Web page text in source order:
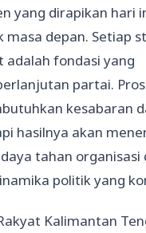
yang dirapikan hari
masa depan. Setiap
adalah fondasi yang
partai.
kesabaran
hasilnya akan
tahan organisasi
politik yang
Kalimantan